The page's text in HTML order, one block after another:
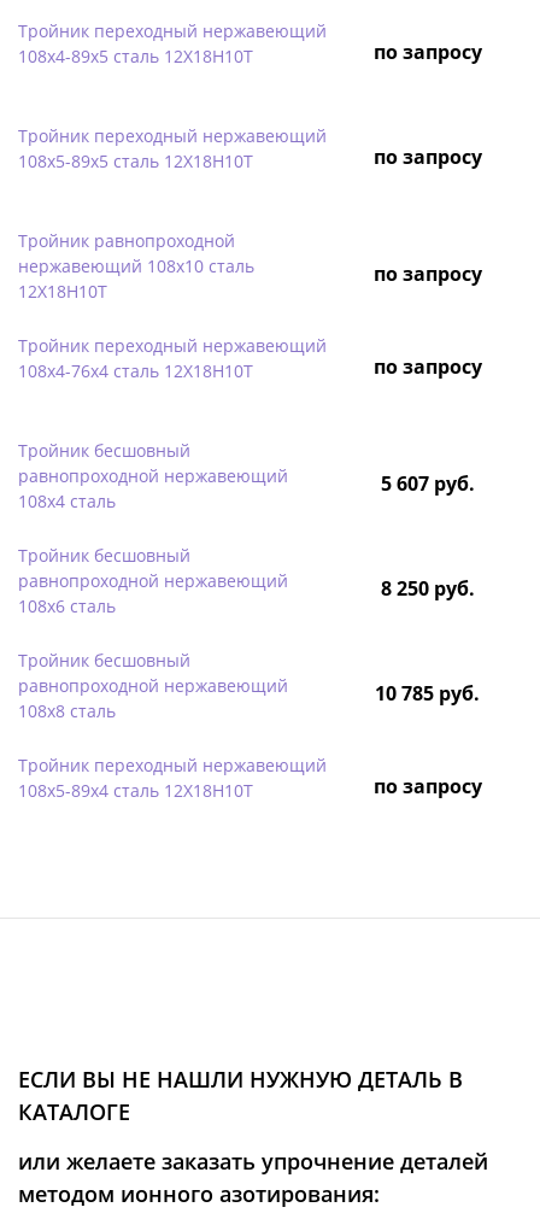
Тройник переходный нержавеющий
108х4-89х5 сталь 12Х18Н10Т
по запросу
Тройник переходный нержавеющий
108х5-89х5 сталь 12Х18Н10Т
по запросу
Тройник равнопроходной
нержавеющий 108х10 сталь
12Х18Н10Т
по запросу
Тройник переходный нержавеющий
108х4-76х4 сталь 12Х18Н10Т
по запросу
Тройник бесшовный
равнопроходной нержавеющий
108х4 сталь
5 607 руб.
Тройник бесшовный
равнопроходной нержавеющий
108х6 сталь
8 250 руб.
Тройник бесшовный
равнопроходной нержавеющий
108х8 сталь
10 785 руб.
Тройник переходный нержавеющий
108х5-89х4 сталь 12Х18Н10Т
по запросу
ЕСЛИ ВЫ НЕ НАШЛИ НУЖНУЮ ДЕТАЛЬ В
КАТАЛОГЕ
или желаете заказать упрочнение деталей
методом ионного азотирования: